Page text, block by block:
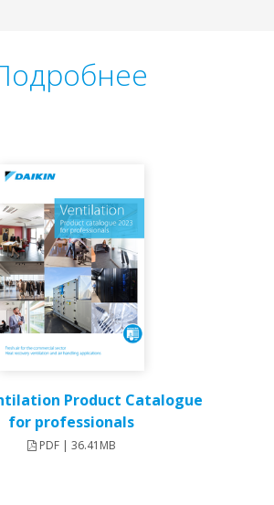
Product Catalogue
for professionals
PDF | 36.41MB